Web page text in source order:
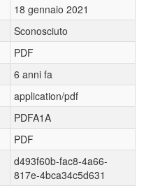
18 gennaio 2021
Sconosciuto
PDF
6 anni fa
application/pdf
PDFA1A
PDF
d493f60b-fac8-4a66-
817e-4bca34c5d631